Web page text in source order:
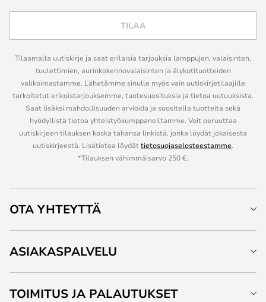
TILAA
Tilaamalla uutiskirje ja saat erilaisia tarjouksia lamppujen, valaisinten,
tuulettimien, aurinkokennovalaisinten ja älykotituotteiden
valikoimastamme. Lähetämme sinulle myös vain uutiskirjetilaajille
tarkoitetut erikoistarjouksemme, tuotesuosituksia ja tietoa uutuuksista.
Saat lisäksi mahdollisuuden arvioida ja suositella tuotteita sekä
hyödyllistä tietoa yhteistyökumppaneiltamme. Voit peruuttaa
uutiskirjeen tilauksen koska tahansa linkistä, jonka löydät jokaisesta
uutiskirjeestä. Lisätietoa löydättietosuojaselosteestamme.
*Tilauksen vähimmäisarvo 250 €.
OTA YHTEYTTÄ
ASIAKASPALVELU
TOIMITUS JA PALAUTUKSET